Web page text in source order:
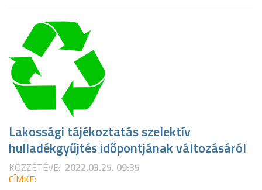
Lakossági tájékoztatás szelektív
hulladékgyűjtés időpontjának változásáról
KÖZZÉTÉVE: 2022.03.25. 09:35
CÍMKE: